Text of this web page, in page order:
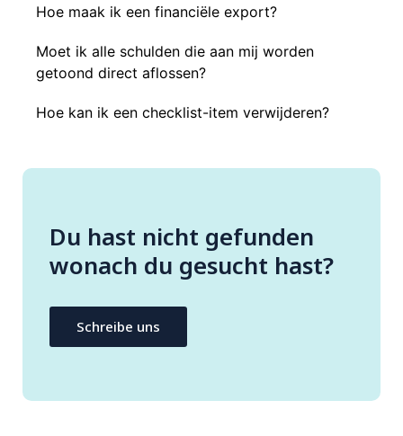
Hoe maak ik een financiële export?
Moet ik alle schulden die aan mij worden
getoond direct aflossen?
Hoe kan ik een checklist-item verwijderen?
Du hast nicht gefunden
wonach du gesucht hast?
Schreibe uns